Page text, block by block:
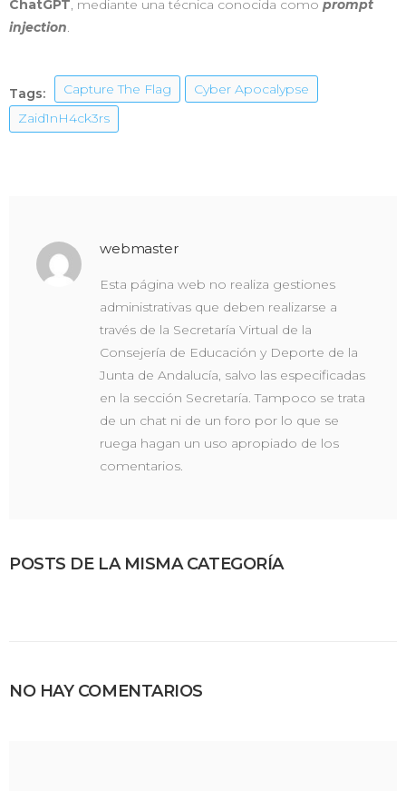
ChatGPT , mediante una técnica conocida como prompt
injection
Tags: Capture The Flag
Cyber Apocalypse
Zaid1nH4ck3rs
webmaster
Esta página web no realiza gestiones
administrativas que deben realizarse a
través de la Secretaría Virtual de la
Consejería de Educación y Deporte de la
Junta de Andalucía, salvo las especificadas
en la sección Secretaría. Tampoco se trata
de un chat ni de un foro por lo que se
ruega hagan un uso apropiado de los
comentarios.
POSTS DE LA MISMA CATEGORÍA
NO HAY COMENTARIOS